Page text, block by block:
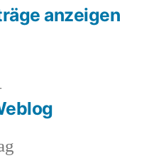
anzeigen
Nächster
Beitrag: